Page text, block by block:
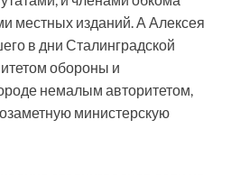
местных изданий. А Алексея
в дни Сталинградской
обороны и
немалым авторитетом,
министерскую